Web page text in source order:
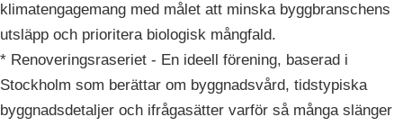
klimatengagemang med målet att minska byggbranschens
utsläpp och prioritera biologisk mångfald.
* Renoveringsraseriet - En ideell förening, baserad i
Stockholm som berättar om byggnadsvård, tidstypiska
byggnadsdetaljer och ifrågasätter varför så många slänger